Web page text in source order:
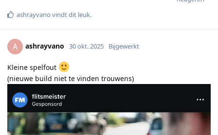
ashrayvano vindt dit leuk.
A ashrayvano 30 okt. 2025 Bijgewerkt
Kleine spelfout
(nieuwe build niet te vinden trouwens)